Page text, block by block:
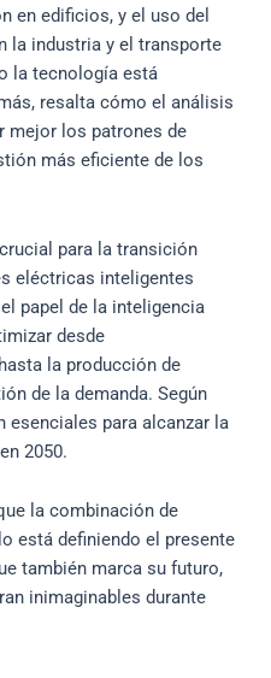
en edificios, y el uso del
la industria y el transporte
la tecnología está
resalta cómo el análisis
mejor los patrones de
más eficiente de los
para la transición
eléctricas inteligentes
papel de la inteligencia
desde
la producción de
de la demanda. Según
esenciales para alcanzar la
2050.
la combinación de
está definiendo el presente
también marca su futuro,
inimaginables durante